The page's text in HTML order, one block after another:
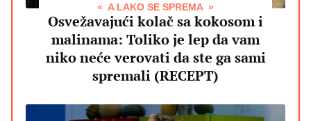
A LAKO SE SPREMA
Osvežavajući kolač sa kokosom i
malinama: Toliko je lep da vam
niko neće verovati da ste ga sami
spremali (RECEPT)